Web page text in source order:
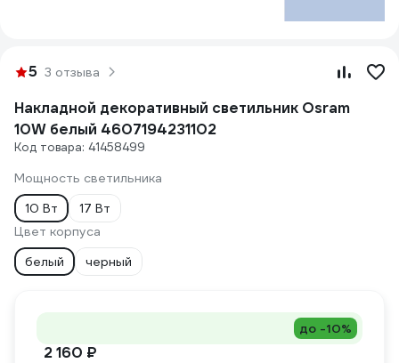
5 3 отзыва
Накладной декоративный светильник Osram
10W белый 4607194231102
Код товара: 41458499
Мощность светильника
10 Вт
17 Вт
Цвет корпуса
белый
черный
до -10%
2 160 ₽